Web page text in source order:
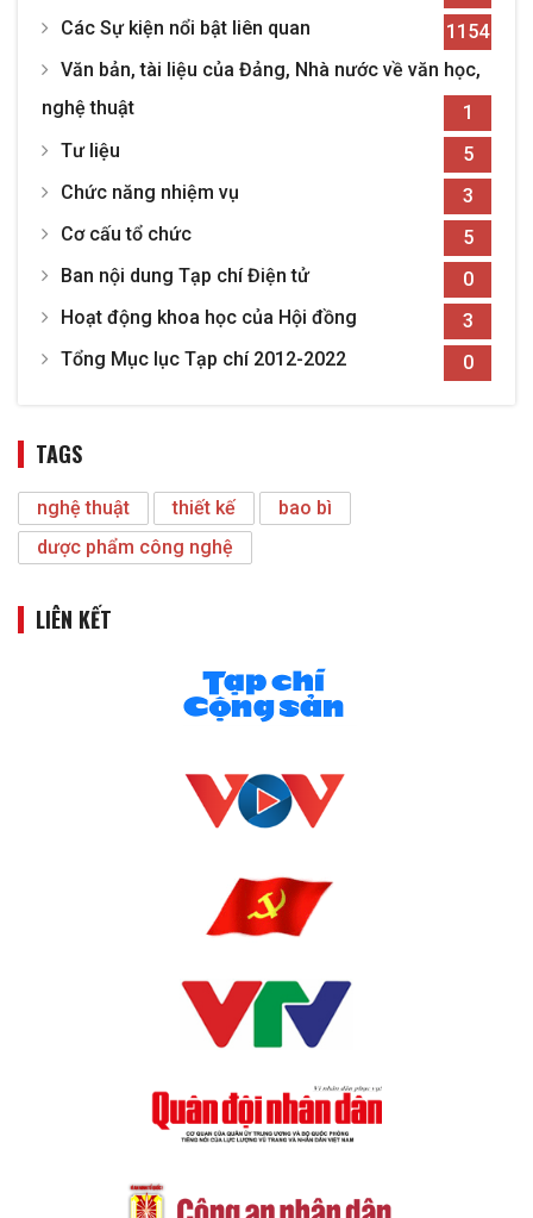
Các Sự kiện nổi bật liên quan
1154
Văn bản, tài liệu của Đảng, Nhà nước về văn học,
nghệ thuật
1
Tư liệu
5
Chức năng nhiệm vụ
3
Cơ cấu tổ chức
5
Ban nội dung Tạp chí Điện tử
0
Hoạt động khoa học của Hội đồng
3
Tổng Mục lục Tạp chí 2012-2022
0
TAGS
nghệ thuật thiết kế
bao bì
dược phẩm công nghệ
LIÊN KẾT